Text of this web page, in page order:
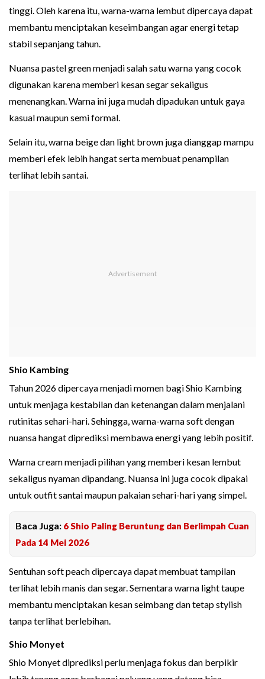
tinggi. Oleh karena itu, warna-warna lembut dipercaya dapat
membantu menciptakan keseimbangan agar energi tetap
stabil sepanjang tahun.
Nuansa pastel green menjadi salah satu warna yang cocok
digunakan karena memberi kesan segar sekaligus
menenangkan. Warna ini juga mudah dipadukan untuk gaya
kasual maupun semi formal.
Selain itu, warna beige dan light brown juga dianggap mampu
memberi efek lebih hangat serta membuat penampilan
terlihat lebih santai.
Shio Kambing
Tahun 2026 dipercaya menjadi momen bagi Shio Kambing
untuk menjaga kestabilan dan ketenangan dalam menjalani
rutinitas sehari-hari. Sehingga, warna-warna soft dengan
nuansa hangat diprediksi membawa energi yang lebih positif.
Warna cream menjadi pilihan yang memberi kesan lembut
sekaligus nyaman dipandang. Nuansa ini juga cocok dipakai
untuk outfit santai maupun pakaian sehari-hari yang simpel.
Baca Juga: 6 Shio Paling Beruntung dan Berlimpah Cuan
Pada 14 Mei 2026
Sentuhan soft peach dipercaya dapat membuat tampilan
terlihat lebih manis dan segar. Sementara warna light taupe
membantu menciptakan kesan seimbang dan tetap stylish
tanpa terlihat berlebihan.
Shio Monyet
Shio Monyet diprediksi perlu menjaga fokus dan berpikir